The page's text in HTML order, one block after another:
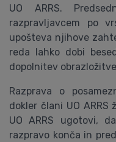
UO ARRS.
razpravljavcem po
upošteva njihove
reda lahko dobi
dopolnitev
Razprava o
dokler člani UO
UO ARRS ugotovi,
razpravo konča in